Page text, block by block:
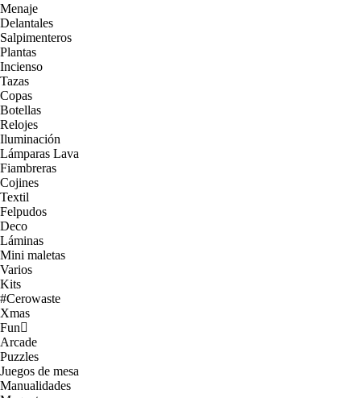
Menaje
Delantales
Salpimenteros
Plantas
Incienso
Tazas
Copas
Botellas
Relojes
Iluminación
Lámparas Lava
Fiambreras
Cojines
Textil
Felpudos
Deco
Láminas
Mini maletas
Varios
Kits
#Cerowaste
Xmas
Fun
Arcade
Puzzles
Juegos de mesa
Manualidades